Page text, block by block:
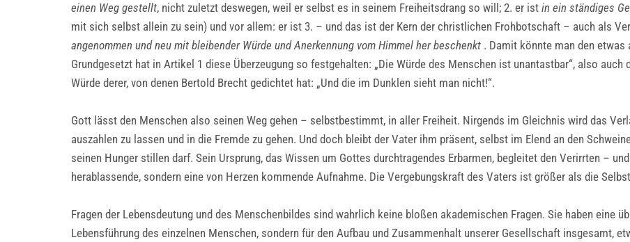
einen Weg gestellt, nicht zuletzt deswegen, weil er selbst es in seinem Freiheitsdrang so will; 2. er ist in ein ständiges
mit sich selbst allein zu sein) und vor allem: er ist 3. – und das ist der Kern der christlichen Frohbotschaft – auch als
angenommen und neu mit bleibender Würde und Anerkennung vom Himmel her beschenkt . Damit könnte man den etwas
Grundgesetzt hat in Artikel 1 diese Überzeugung so festgehalten: „Die Würde des Menschen ist unantastbar“, also
Würde derer, von denen Bertold Brecht gedichtet hat: „Und die im Dunklen sieht man nicht!“.
Gott lässt den Menschen also seinen Weg gehen – selbstbestimmt, in aller Freiheit. Nirgends im Gleichnis wird das
auszahlen zu lassen und in die Fremde zu gehen. Und doch bleibt der Vater ihm präsent, selbst im Elend an den
seinen Hunger stillen darf. Sein Ursprung, das Wissen um Gottes durchtragendes Erbarmen, begleitet den Verirrten –
herablassende, sondern eine von Herzen kommende Aufnahme. Die Vergebungskraft des Vaters ist größer als die
Fragen der Lebensdeutung und des Menschenbildes sind wahrlich keine bloßen akademischen Fragen. Sie haben eine
Lebensführung des einzelnen Menschen, sondern für den Aufbau und Zusammenhalt unserer Gesellschaft insgesamt,